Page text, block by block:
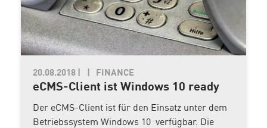
20.08.2018 FINANCE
eCMS-Client ist Windows 10 ready
Der eCMS-Client ist für den Einsatz unter dem
Betriebssystem Windows 10 verfügbar. Die